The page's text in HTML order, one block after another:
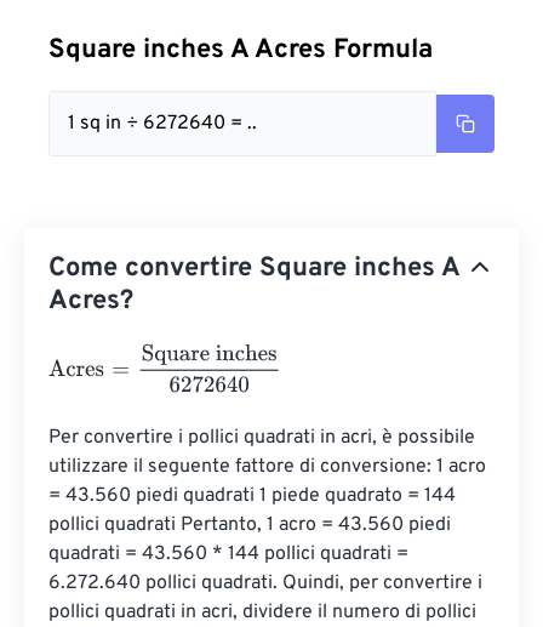
Square inches A Acres Formula
1 sq in ÷ 6272640 = ..
Come convertire Square inches A
Acres?
Acres Square inches6272640
Per convertire i pollici quadrati in acri, è possibile
utilizzare il seguente fattore di conversione: 1 acro
= 43.560 piedi quadrati 1 piede quadrato = 144
pollici quadrati Pertanto, 1 acro = 43.560 piedi
quadrati = 43.560 * 144 pollici quadrati =
6.272.640 pollici quadrati. Quindi, per convertire i
pollici quadrati in acri, dividere il numero di pollici